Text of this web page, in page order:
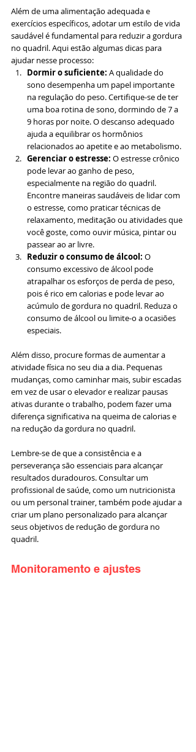
Além de uma alimentação adequada e
exercícios específicos, adotar um estilo de vida
saudável é fundamental para reduzir a gordura
no quadril. Aqui estão algumas dicas para
ajudar nesse processo:
Dormir o suficiente: A qualidade do
sono desempenha um papel importante
na regulação do peso. Certifique-se de ter
uma boa rotina de sono, dormindo de 7 a
9 horas por noite. O descanso adequado
ajuda a equilibrar os hormônios
relacionados ao apetite e ao metabolismo.
Gerenciar o estresse: O estresse crônico
pode levar ao ganho de peso,
especialmente na região do quadril.
Encontre maneiras saudáveis de lidar com
o estresse, como praticar técnicas de
relaxamento, meditação ou atividades que
você goste, como ouvir música, pintar ou
passear ao ar livre.
Reduzir o consumo de álcool: O
consumo excessivo de álcool pode
atrapalhar os esforços de perda de peso,
pois é rico em calorias e pode levar ao
acúmulo de gordura no quadril. Reduza o
consumo de álcool ou limite-o a ocasiões
especiais.
Além disso, procure formas de aumentar a
atividade física no seu dia a dia. Pequenas
mudanças, como caminhar mais, subir escadas
em vez de usar o elevador e realizar pausas
ativas durante o trabalho, podem fazer uma
diferença significativa na queima de calorias e
na redução da gordura no quadril.
Lembre-se de que a consistência e a
perseverança são essenciais para alcançar
resultados duradouros. Consultar um
profissional de saúde, como um nutricionista
ou um personal trainer, também pode ajudar a
criar um plano personalizado para alcançar
seus objetivos de redução de gordura no
quadril.
Monitoramento e ajustes